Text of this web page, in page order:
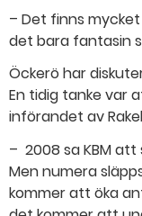
– Det finns
det bara fantasin
Öckerö har
En tidig tanke var
införandet av
– 2008 sa KBM
Men numera
kommer att öka